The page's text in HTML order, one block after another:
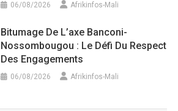
06/08/2026 Afrikinfos-Mali
Bitumage De L’axe Banconi-
Nossombougou : Le Défi Du Respect
Des Engagements
06/08/2026 Afrikinfos-Mali